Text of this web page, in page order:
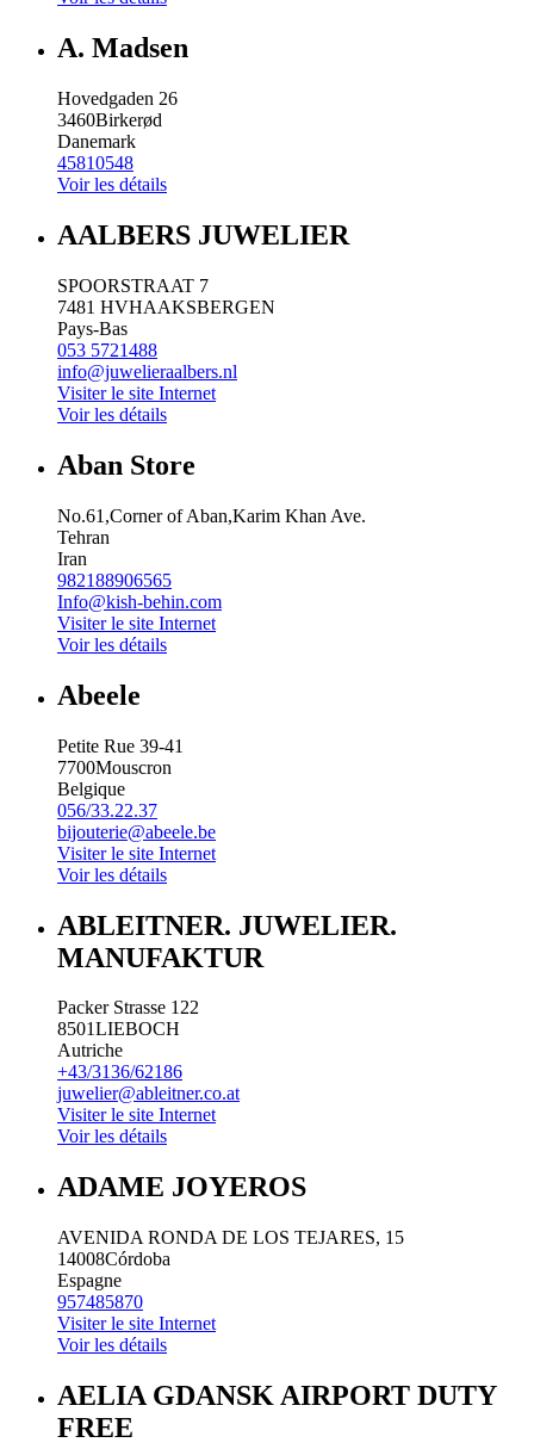
A. Madsen
Hovedgaden 26
3460Birkerød
Danemark
45810548
Voir les détails
AALBERS JUWELIER
SPOORSTRAAT 7
7481 HVHAAKSBERGEN
Pays-Bas
053 5721488
info@juwelieraalbers.nl
Visiter le site Internet
Voir les détails
Aban Store
No.61,Corner of Aban,Karim Khan Ave.
Tehran
Iran
982188906565
Info@kish-behin.com
Visiter le site Internet
Voir les détails
Abeele
Petite Rue 39-41
7700Mouscron
Belgique
056/33.22.37
bijouterie@abeele.be
Visiter le site Internet
Voir les détails
ABLEITNER. JUWELIER.
MANUFAKTUR
Packer Strasse 122
8501LIEBOCH
Autriche
+43/3136/62186
juwelier@ableitner.co.at
Visiter le site Internet
Voir les détails
ADAME JOYEROS
AVENIDA RONDA DE LOS TEJARES, 15
14008Córdoba
Espagne
957485870
Visiter le site Internet
Voir les détails
AELIA GDANSK AIRPORT DUTY
FREE